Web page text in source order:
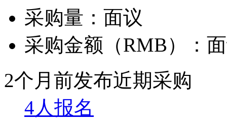
采购量： 面议
采购金额（RMB）：
2个月前发布近期采购
4人报名